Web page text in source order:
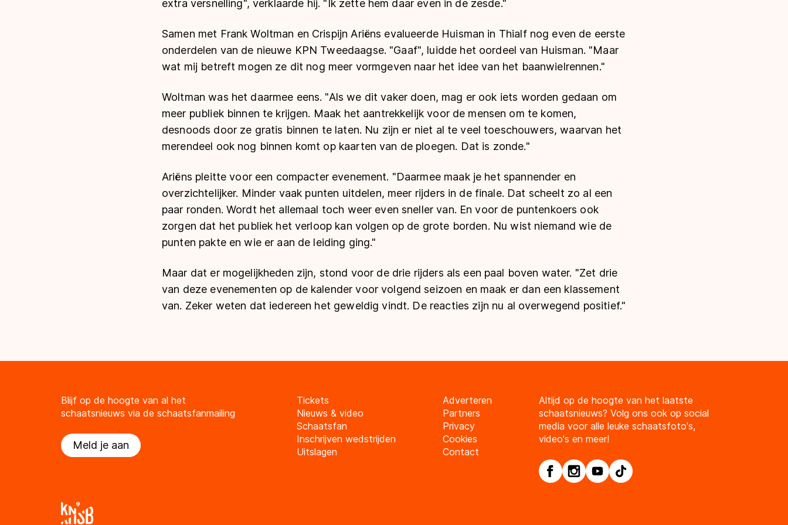
extra versnelling", verklaarde hij. "Ik zette hem daar even in de zesde."
Samen met Frank Woltman en Crispijn Ariëns evalueerde Huisman in Thialf nog even de eerste
onderdelen van de nieuwe KPN Tweedaagse. "Gaaf", luidde het oordeel van Huisman. "Maar
wat mij betreft mogen ze dit nog meer vormgeven naar het idee van het baanwielrennen."
Woltman was het daarmee eens. "Als we dit vaker doen, mag er ook iets worden gedaan om
meer publiek binnen te krijgen. Maak het aantrekkelijk voor de mensen om te komen,
desnoods door ze gratis binnen te laten. Nu zijn er niet al te veel toeschouwers, waarvan het
merendeel ook nog binnen komt op kaarten van de ploegen. Dat is zonde."
Ariëns pleitte voor een compacter evenement. "Daarmee maak je het spannender en
overzichtelijker. Minder vaak punten uitdelen, meer rijders in de finale. Dat scheelt zo al een
paar ronden. Wordt het allemaal toch weer even sneller van. En voor de puntenkoers ook
zorgen dat het publiek het verloop kan volgen op de grote borden. Nu wist niemand wie de
punten pakte en wie er aan de leiding ging."
Maar dat er mogelijkheden zijn, stond voor de drie rijders als een paal boven water. "Zet drie
van deze evenementen op de kalender voor volgend seizoen en maak er dan een klassement
van. Zeker weten dat iedereen het geweldig vindt. De reacties zijn nu al overwegend positief."
Blijf op de hoogte van al het
schaatsnieuws via de schaatsfanmailing
Meld je aan
Tickets
Nieuws & video
Schaatsfan
Inschrijven wedstrijden
Uitslagen
Adverteren
Partners
Privacy
Cookies
Contact
Altijd op de hoogte van het laatste
schaatsnieuws? Volg ons ook op social
media voor alle leuke schaatsfoto's,
video's en meer!